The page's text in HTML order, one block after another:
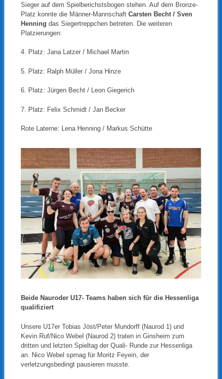
Sieger auf dem Spielberichstsbogen stehen. Auf dem Bronze-
Platz konnte die Männer-Mannschaft Carsten Becht / Sven
Henning das Siegertreppchen betreten. Die weiteren
Platzierungen:
4. Platz: Jana Latzer / Michael Martin
5. Platz: Ralph Müller / Jona Hinze
6. Platz: Jürgen Becht / Leon Giegerich
7. Platz: Felix Schmidt / Jan Becker
Rote Laterne: Lena Henning / Markus Schütte
Beide Nauroder U17- Teams haben sich für die Hessenliga
qualifiziert
Unsere U17er Tobias Jöst/Peter Mundorff (Naurod 1) und
Kevin Ruf/Nico Webel (Naurod 2) traten in Ginsheim zum
dritten und letzten Spieltag der Quali- Runde zur Hessenliga
an. Nico Webel sprnag für Moritz Feyein, der
verletzungsbedingt pausieren musste.